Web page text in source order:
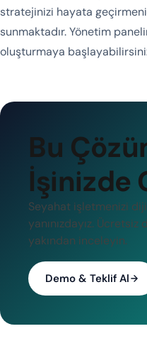
stratejinizi hayata
sunmaktadır. Yönetim
oluşturmaya
Bu
İşinizde
Seyahat işletmenizi
yanınızdayız.
yakından inceleyin.
Demo & Teklif Al